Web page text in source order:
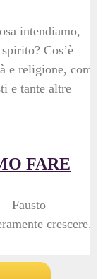
intendiamo,
Cos’è
e religione, come
e tante altre
FARE
Fausto
crescere.